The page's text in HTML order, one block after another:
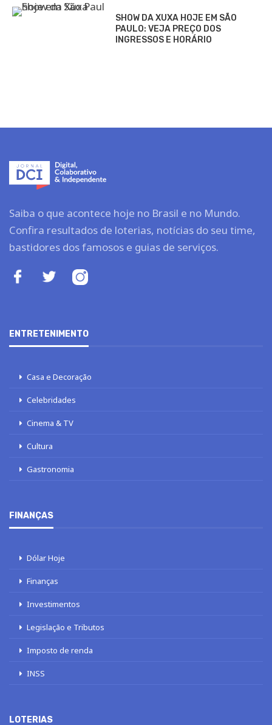
SHOW DA XUXA HOJE EM SÃO
PAULO: VEJA PREÇO DOS
INGRESSOS E HORÁRIO
Saiba o que acontece hoje no Brasil e no Mundo.
Confira resultados de loterias, notícias do seu time,
bastidores dos famosos e guias de serviços.
ENTRETENIMENTO
Casa e Decoração
Celebridades
Cinema & TV
Cultura
Gastronomia
FINANÇAS
Dólar Hoje
Finanças
Investimentos
Legislação e Tributos
Imposto de renda
INSS
LOTERIAS